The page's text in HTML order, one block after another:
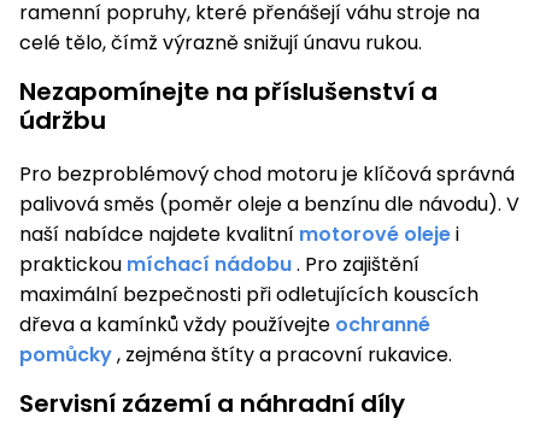
ramenní popruhy, které přenášejí váhu stroje na
celé tělo, čímž výrazně snižují únavu rukou.
Nezapomínejte na příslušenství a
údržbu
Pro bezproblémový chod motoru je klíčová správná
palivová směs (poměr oleje a benzínu dle návodu). V
naší nabídce najdete kvalitní motorové olejei
praktickou míchací nádobu. Pro zajištění
maximální bezpečnosti při odletujících kouscích
dřeva a kamínků vždy používejte ochranné
pomůcky, zejména štíty a pracovní rukavice.
Servisní zázemí a náhradní díly